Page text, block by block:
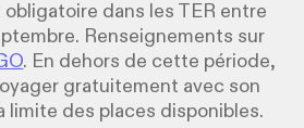
dans les TER entre
Renseignements sur
. En dehors de cette période,
gratuitement avec son
limite des places disponibles.